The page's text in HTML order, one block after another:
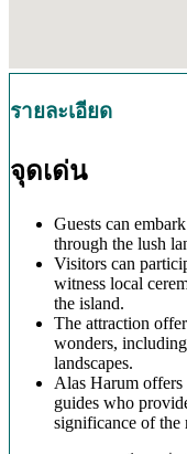
รายละเอียด
จุดเด่น
Guests can
through the lush
Visitors can
witness local
the island.
The attraction
wonders,
landscapes.
Alas Harum
guides who
significance of the